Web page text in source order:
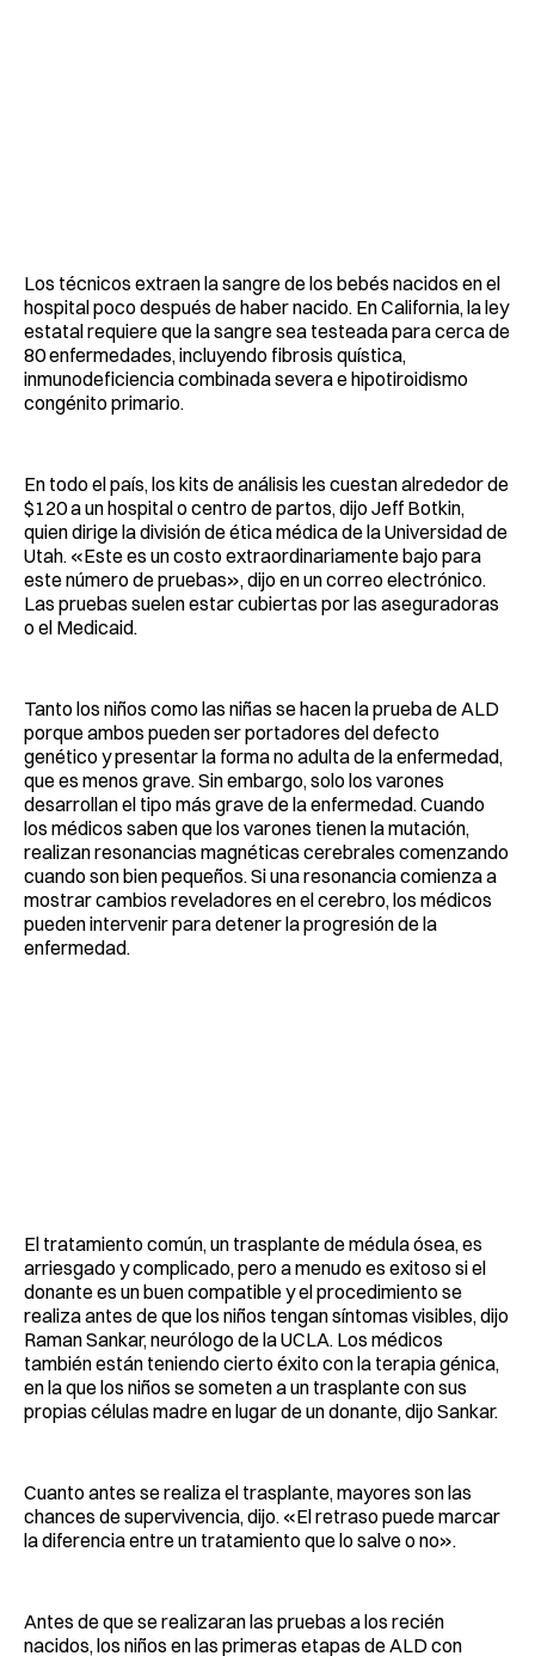
Los técnicos extraen la sangre de los bebés nacidos en el
hospital poco después de haber nacido. En California, la ley
estatal requiere que la sangre sea testeada para cerca de
80 enfermedades, incluyendo fibrosis quística,
inmunodeficiencia combinada severa e hipotiroidismo
congénito primario.
En todo el país, los kits de análisis les cuestan alrededor de
$120 a un hospital o centro de partos, dijo Jeff Botkin,
quien dirige la división de ética médica de la Universidad de
Utah. «Este es un costo extraordinariamente bajo para
este número de pruebas», dijo en un correo electrónico.
Las pruebas suelen estar cubiertas por las aseguradoras
o el Medicaid.
Tanto los niños como las niñas se hacen la prueba de ALD
porque ambos pueden ser portadores del defecto
genético y presentar la forma no adulta de la enfermedad,
que es menos grave. Sin embargo, solo los varones
desarrollan el tipo más grave de la enfermedad. Cuando
los médicos saben que los varones tienen la mutación,
realizan resonancias magnéticas cerebrales comenzando
cuando son bien pequeños. Si una resonancia comienza a
mostrar cambios reveladores en el cerebro, los médicos
pueden intervenir para detener la progresión de la
enfermedad.
El tratamiento común, un trasplante de médula ósea, es
arriesgado y complicado, pero a menudo es exitoso si el
donante es un buen compatible y el procedimiento se
realiza antes de que los niños tengan síntomas visibles, dijo
Raman Sankar, neurólogo de la UCLA. Los médicos
también están teniendo cierto éxito con la terapia génica,
en la que los niños se someten a un trasplante con sus
propias células madre en lugar de un donante, dijo Sankar.
Cuanto antes se realiza el trasplante, mayores son las
chances de supervivencia, dijo. «El retraso puede marcar
la diferencia entre un tratamiento que lo salve o no».
Antes de que se realizaran las pruebas a los recién
nacidos, los niños en las primeras etapas de ALD con